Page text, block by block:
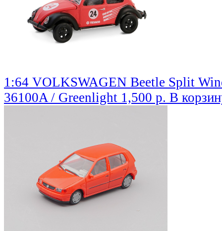
1:64 VOLKSWAGEN Beetle Split
36100A / Greenlight 1,500 р. В